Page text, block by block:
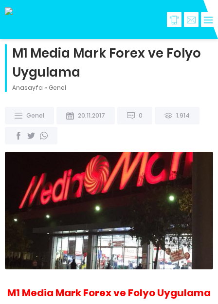
M1 Media Mark Forex ve Folyo
Uygulama
Anasayfa » Genel
Genel 20.11.2017 0 1.914
M1 Media Mark Forex ve Folyo Uygulama